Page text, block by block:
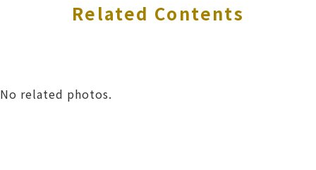
Related Contents
No related photos.